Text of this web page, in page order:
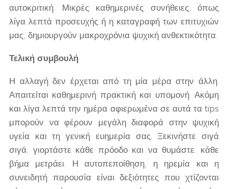
αυτοκριτική. Μικρές καθημερινές συνήθειες, όπως
λίγα λεπτά προσευχής ή η καταγραφή των επιτυχιών
μας, δημιουργούν μακροχρόνια ψυχική ανθεκτικότητα.
Τελική συμβουλή
Η αλλαγή δεν έρχεται από τη μία μέρα στην άλλη.
Απαιτείται καθημερινή πρακτική και υπομονή. Ακόμη
και λίγα λεπτά την ημέρα αφιερωμένα σε αυτά τα tips
μπορούν να φέρουν μεγάλη διαφορά στην ψυχική
υγεία και τη γενική ευημερία σας. Ξεκινήστε σιγά
σιγά, γιορτάστε κάθε πρόοδο και να θυμάστε: κάθε
βήμα μετράει. Η αυτοπεποίθηση, η ηρεμία και η
συνειδητή παρουσία είναι δεξιότητες που χτίζονται